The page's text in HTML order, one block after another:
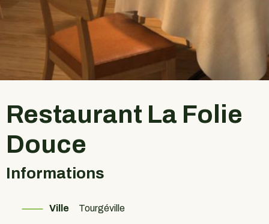
Restaurant La Folie
Douce
Informations
Ville Tourgéville